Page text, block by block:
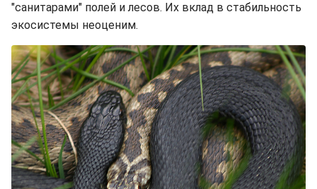
"санитарами" полей и лесов. Их вклад в стабильность
экосистемы неоценим.